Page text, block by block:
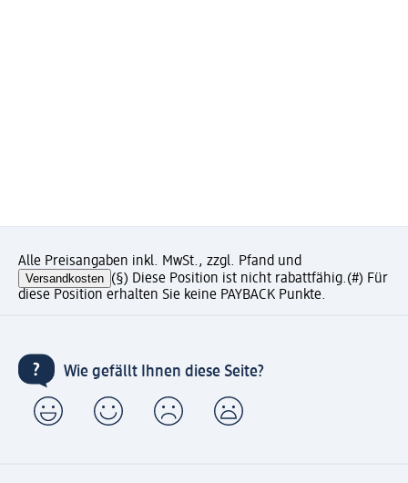
Alle Preisangaben inkl. MwSt., zzgl. Pfand und
Versandkosten (§) Diese Position ist nicht rabattfähig.(#) Für
diese Position erhalten Sie keine PAYBACK Punkte.
Wie gefällt Ihnen diese Seite?